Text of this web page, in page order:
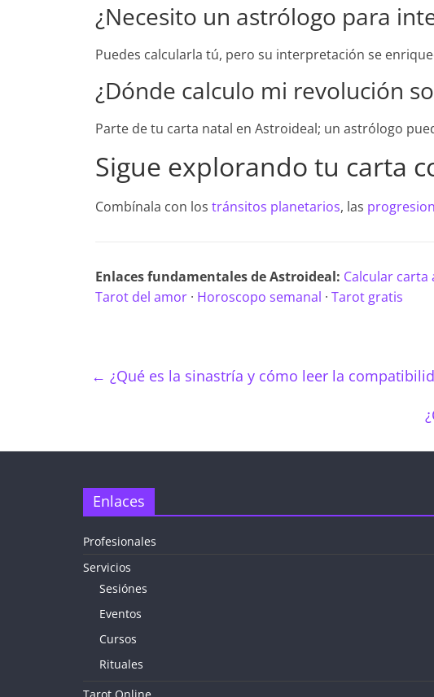
¿Necesito un astrólogo para
Puedes calcularla tú, pero su interpretación se
¿Dónde calculo mi revolución
Parte de tu carta natal en Astroideal; un astrólogo
Sigue explorando tu carta
Combínala con los tránsitos planetarios, las
Enlaces fundamentales de Astroideal: Calcular carta
Tarot del amor · Horoscopo semanal · Tarot gratis
← ¿Qué es la sinastría y cómo leer la
Enlaces
Profesionales
Servicios
Sesiónes
Eventos
Cursos
Rituales